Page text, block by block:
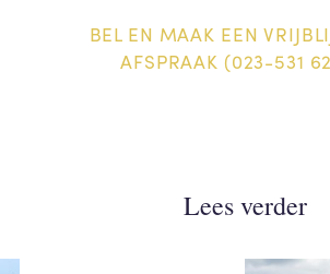
BEL EN MAAK EEN
AFSPRAAK (023-531
Lees verder